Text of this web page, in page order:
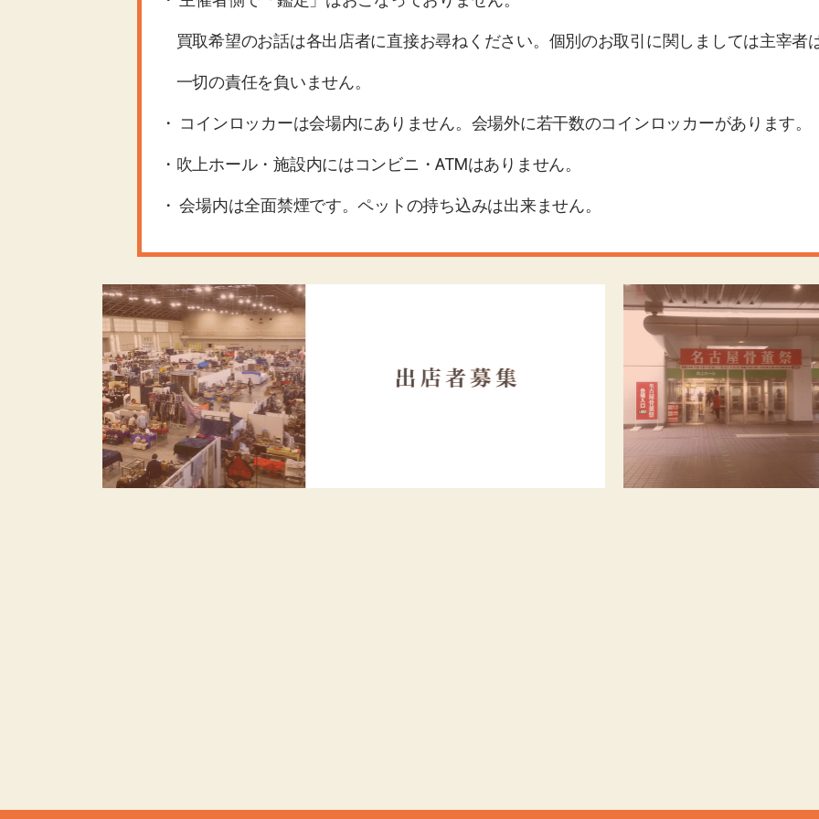
買取希望のお話は各出店者に直接お尋ねください。個別のお取引に関しましては主宰者
一切の責任を負いません。
・ コインロッカーは会場内にありません。 会場外に若干数のコインロッカーがあります。
・吹上ホール・施設内にはコンビニ・ATMはありません。
・ 会場内は全面禁煙です。ペットの持ち込みは出来ません。